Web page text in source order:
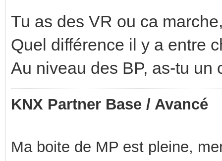
Tu as des VR ou ca
Quel différence il y a entre
Au niveau des BP, as-tu un
KNX Partner Base / Avancé
Ma boite de MP est pleine,